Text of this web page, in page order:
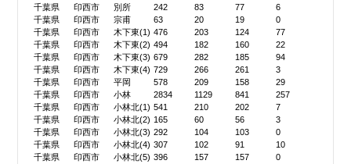
千葉県
印西市 別所 242 83 77
6
千葉県
印西市 宗甫 63 20 19
0
千葉県
印西市 木下東(1) 476 203 124
77
千葉県
印西市 木下東(2) 494 182 160
22
千葉県
印西市 木下東(3) 679 282 185
94
千葉県
印西市 木下東(4) 729 266 261
3
千葉県
印西市 平岡 578 209 158
29
千葉県
印西市 小林 2834 1129 841
257
千葉県
印西市 小林北(1) 541 210 202
7
千葉県
印西市 小林北(2) 165 60 56
3
千葉県
印西市 小林北(3) 292 104 103
0
千葉県
印西市 小林北(4) 307 102 91
10
千葉県
印西市 小林北(5) 396 157 157
0